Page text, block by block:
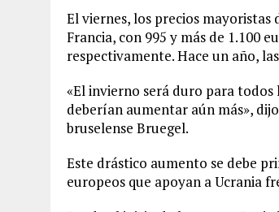
El viernes, los precios
Francia, con 995 y más de 1.100
respectivamente. Hace un año,
«El invierno será duro para todos
deberían aumentar aún más»,
bruselense Bruegel.
Este drástico aumento se debe
europeos que apoyan a Ucrania